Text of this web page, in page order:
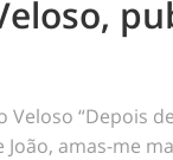
Veloso
amas-me